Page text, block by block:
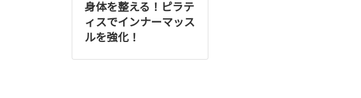
身体を整える！ピラテ
ィスでインナーマッス
ルを強化！